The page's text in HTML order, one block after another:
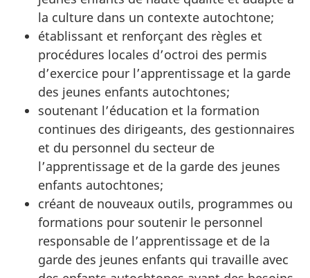
la culture dans un contexte autochtone;
établissant et renforçant des règles et
procédures locales d’octroi des permis
d’exercice pour l’apprentissage et la garde
des jeunes enfants autochtones;
soutenant l’éducation et la formation
continues des dirigeants, des gestionnaires
et du personnel du secteur de
l’apprentissage et de la garde des jeunes
enfants autochtones;
créant de nouveaux outils, programmes ou
formations pour soutenir le personnel
responsable de l’apprentissage et de la
garde des jeunes enfants qui travaille avec